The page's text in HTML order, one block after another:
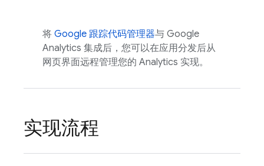
将 Google 跟踪代码管理器与 Google
Analytics 集成后，您可以在应用分发后从
网页界面远程管理您的 Analytics 实现。
实现流程